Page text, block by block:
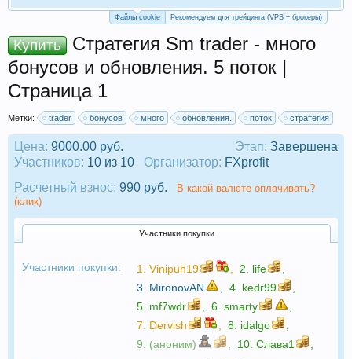
Файлы cookie Рекомендуем для трейдинга (VPS + брокеры)
Купить
Стратегия Sm trader - много
бонусов и обновления. 5 поток |
Страница 1
Метки: trader бонусов много обновления. поток стратегия
Этап: Завершена
Цена: 9000.00 руб.
Участников: 10 из 10 Организатор: FXprofit
Расчетный взнос: 990 руб.
В какой валюте оплачивать?
(клик)
Участники покупки
Участники покупки: 1. Vinipuh19 2. life
3. MironovAN 4. kedr99
5. mf7wdr 6. smarty
7. Dervish 8. idalgo
9. (аноним)
10. Слава1
;